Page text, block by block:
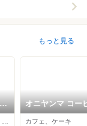
もっと見る
オニヤンマ コー
ビア
カフェ、ケーキ